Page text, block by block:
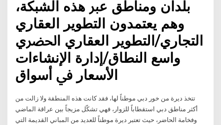
ﺑﻠﺪﺍﻥ ﻭﻣﻨﺎﻃﻖ ﻋﱪ ﻫﺬﻩ ﺍﻟﺸﺒﻜﺔ،
ﻭﻫﻢ ﻳﻌﺘﻤﺪﻭﻥ ﺍﻟﺘﻄﻮﻳﺮ ﺍﻟﻌﻘﺎﺭﻱ
ﺍﻟﺘﺠﺎﺭﻱ/ﺍﻟﺘﻄﻮﻳﺮ ﺍﻟﻌﻘﺎﺭﻱ ﺍﳊﴬﻱ
ﻭﺍﺳﻊ ﺍﻟﻨﻄﺎﻕ/ﺇﺩﺍﺭﺓ ﺍﻹﻧﺸﺎﺀﺍﺕ
ﺍﻷﺳﻌﺎﺭ ﰲ ﺃﺳﻮﺍﻕ
تتخذ ديرة من خور دبي موطناً لها، فقد كانت هذه المنطقة ولا زالت من
أكثر مناطق دبي استقطاباً للزوار، فهي تشكّل مزيجاً بين عراقة الماضي
وفخامة الحاضر، حيث تعتبر ديرة موطناً للعديد من المباني القديمة التي